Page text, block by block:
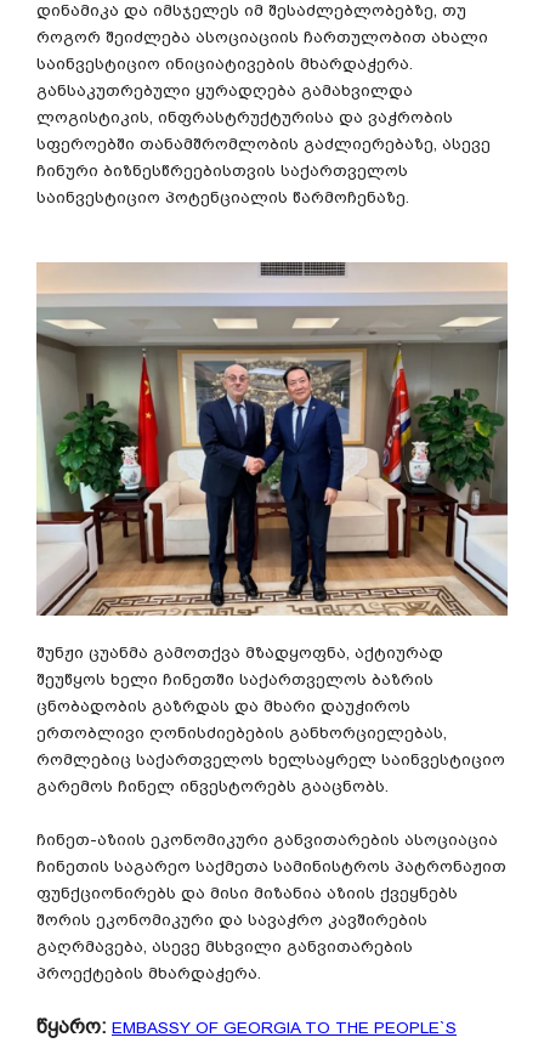
დინამიკა და იმსჯელეს იმ შესაძლებლობებზე, თუ
როგორ შეიძლება ასოციაციის ჩართულობით ახალი
საინვესტიციო ინიციატივების მხარდაჭერა.
განსაკუთრებული ყურადღება გამახვილდა
ლოგისტიკის, ინფრასტრუქტურისა და ვაჭრობის
სფეროებში თანამშრომლობის გაძლიერებაზე, ასევე
ჩინური ბიზნესწრეებისთვის საქართველოს
საინვესტიციო პოტენციალის წარმოჩენაზე.
შუნჟი ცუანმა გამოთქვა მზადყოფნა, აქტიურად
შეუწყოს ხელი ჩინეთში საქართველოს ბაზრის
ცნობადობის გაზრდას და მხარი დაუჭიროს
ერთობლივი ღონისძიებების განხორციელებას,
რომლებიც საქართველოს ხელსაყრელ საინვესტიციო
გარემოს ჩინელ ინვესტორებს გააცნობს.
ჩინეთ-აზიის ეკონომიკური განვითარების ასოციაცია
ჩინეთის საგარეო საქმეთა სამინისტროს პატრონაჟით
ფუნქციონირებს და მისი მიზანია აზიის ქვეყნებს
შორის ეკონომიკური და სავაჭრო კავშირების
გაღრმავება, ასევე მსხვილი განვითარების
პროექტების მხარდაჭერა.
წყარო: EMBASSY OF GEORGIA TO THE PEOPLE`S